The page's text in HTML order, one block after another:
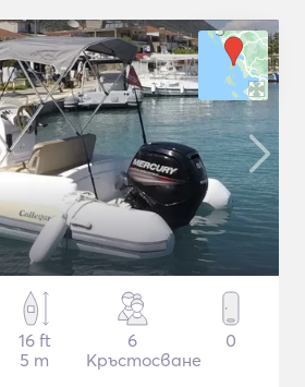
16 ft
5 m
6
Кръстосване
0